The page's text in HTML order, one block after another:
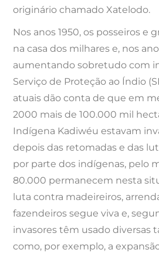
originário chamado Xatelodo.
Nos anos 1950, os posseiros e
na casa dos milhares e, nos
aumentando sobretudo com
Serviço de Proteção ao Índio
atuais dão conta de que em
2000 mais de 100.000 mil
Indígena Kadiwéu estavam
depois das retomadas e das
por parte dos indígenas, pelo
80.000 permanecem nesta
luta contra madeireiros,
fazendeiros segue viva e,
invasores têm usado diversas
como, por exemplo, a